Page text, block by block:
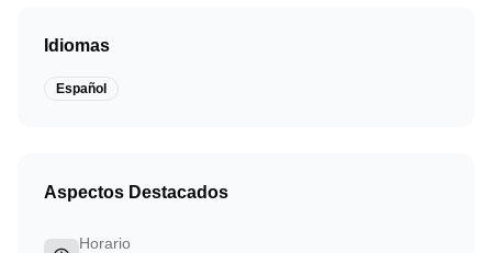
Idiomas
Español
Aspectos Destacados
Horario